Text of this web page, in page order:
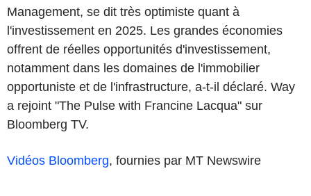
Management, se dit très optimiste quant à
l'investissement en 2025. Les grandes économies
offrent de réelles opportunités d'investissement,
notamment dans les domaines de l'immobilier
opportuniste et de l'infrastructure, a-t-il déclaré. Way
a rejoint "The Pulse with Francine Lacqua" sur
Bloomberg TV.
Vidéos Bloomberg, fournies par MT Newswire